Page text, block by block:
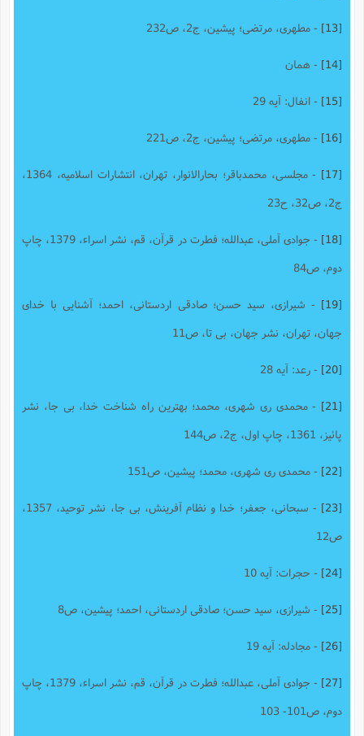
- مطهری، مرتضی؛ پیشین، ج2، ص232
- همان
- انفال: آیه 29
- مطهری، مرتضی؛ پیشین، ج2، ص221
- مجلسی، محمدباقر؛ بحارالانوار، تهران، انتشارات اسلامیه، 1364،
ج2، ص32، ح23
- جوادی آملی، عبدالله؛ فطرت در قرآن، قم، نشر اسراء، 1379، چاپ
دوم، ص84
- شیرازی، سید حسن؛ صادقی اردستانی، احمد؛ آشنایی با خدای
جهان، تهران، نشر جهان، بی تا، ص11
- رعد: آیه 28
- محمدی ری شهری، محمد؛ بهترین راه شناخت خدا، بی جا، نشر
پائیز، 1361، چاپ اول، ج2، ص144
- محمدی ری شهری، محمد؛ پیشین، ص151
- سبحانی، جعفر؛ خدا و نظام آفرینش، بی جا، نشر توحید، 1357،
ص12
- حجرات: آیه 10
- شیرازی، سید حسن؛ صادقی اردستانی، احمد؛ پیشین، ص8
- مجادله: آیه 19
- جوادی آملی، عبدالله؛ فطرت در قرآن، قم، نشر اسراء، 1379، چاپ
دوم، ص101- 103